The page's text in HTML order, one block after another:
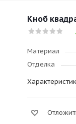
Кноб
Материал
Отделка